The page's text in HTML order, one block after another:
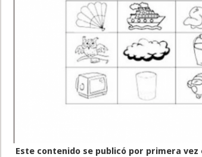
Este contenido se publicó por primera vez